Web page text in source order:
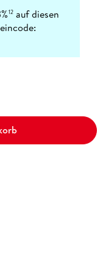
12 auf diesen